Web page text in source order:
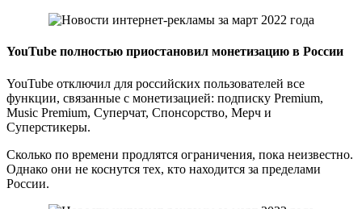
YouTube полностью приостановил монетизацию в России
YouTube отключил для российских пользователей все
функции, связанные с монетизацией: подписку Premium,
Music Premium, Суперчат, Спонсорство, Мерч и
Суперстикеры.
Сколько по времени продлятся ограничения, пока неизвестно.
Однако они не коснутся тех, кто находится за пределами
России.